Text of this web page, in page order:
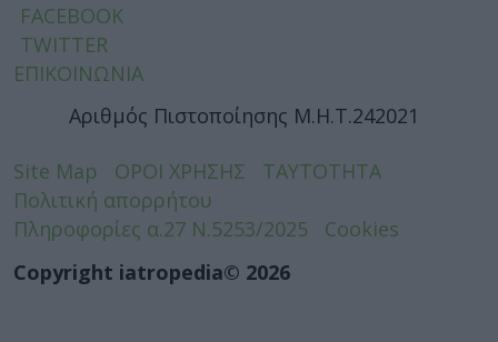
FACEBOOK
TWITTER
ΕΠΙΚΟΙΝΩΝΙΑ
Αριθμός Πιστοποίησης Μ.Η.Τ.242021
Site Map ΟΡΟΙ ΧΡΗΣΗΣ
ΤΑΥΤΟΤΗΤΑ
Πολιτική απορρήτου
Πληροφορίες α.27 Ν.5253/2025
Cookies
Copyright iatropedia© 2026